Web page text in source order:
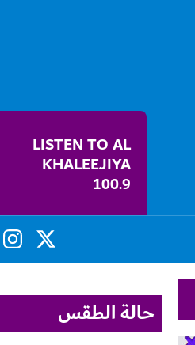
LISTEN TO AL
KHALEEJIYA
100.9
حالة الطقس